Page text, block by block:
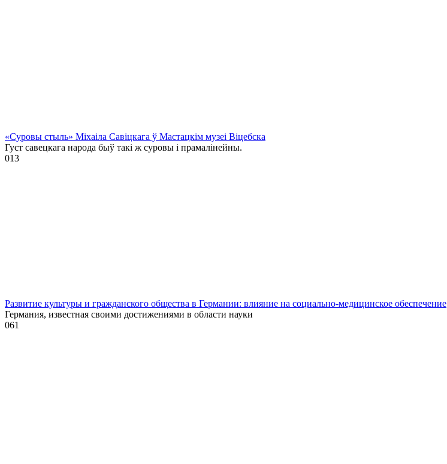
«Суровы стыль» Міхаіла Савіцкага ў Мастацкім музеі Віцебска
Густ савецкага народа быў такі ж суровы і прамалінейны.
013
Развитие культуры и гражданского общества в Германии: влияние на социально-медицинское обеспечение
Германия, известная своими достижениями в области науки
061